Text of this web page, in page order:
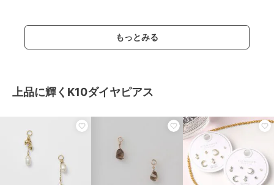
もっとみる
上品に輝くK10ダイヤピアス